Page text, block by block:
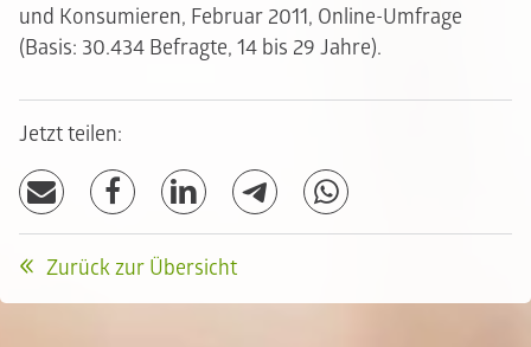
und Konsumieren, Februar 2011, Online-Umfrage
(Basis: 30.434 Befragte, 14 bis 29 Jahre).
Jetzt teilen:
Zurück zur Übersicht